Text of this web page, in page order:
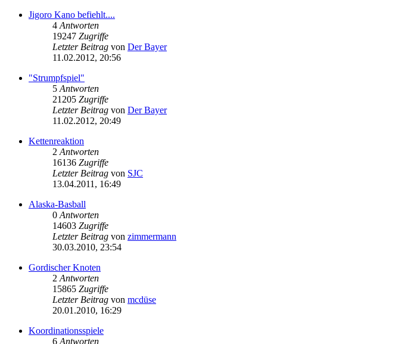
Jigoro Kano befiehlt....
4 Antworten
19247 Zugriffe
Letzter Beitrag von Der Bayer
11.02.2012, 20:56
"Strumpfspiel"
5 Antworten
21205 Zugriffe
Letzter Beitrag von Der Bayer
11.02.2012, 20:49
Kettenreaktion
2 Antworten
16136 Zugriffe
Letzter Beitrag von SJC
13.04.2011, 16:49
Alaska-Basball
0 Antworten
14603 Zugriffe
Letzter Beitrag von zimmermann
30.03.2010, 23:54
Gordischer Knoten
2 Antworten
15865 Zugriffe
Letzter Beitrag von mcdüse
20.01.2010, 16:29
Koordinationsspiele
6 Antworten